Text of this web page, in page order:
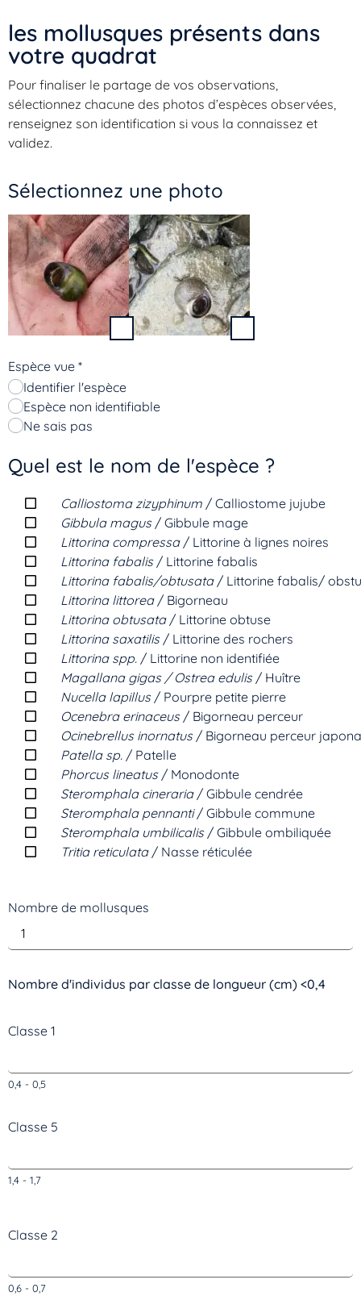
les mollusques présents dans
votre quadrat​
Pour finaliser le partage de vos observations,
sélectionnez chacune des photos d’espèces observées,
renseignez son identification si vous la connaissez et
validez.
Sélectionnez une photo
Espèce vue *
Identifier l'espèce
Espèce non identifiable
Ne sais pas
Quel est le nom de l'espèce ?
Calliostoma zizyphinum / Calliostome jujube
Gibbula magus/ Gibbule mage
Littorina compressa/ Littorine à lignes noires
Littorina fabalis/ Littorine fabalis
Littorina fabalis/obtusata/ Littorine fabalis/
Littorina littorea/ Bigorneau
Littorina obtusata/ Littorine obtuse
Littorina saxatilis/ Littorine des rochers
Littorina spp. / Littorine non identifiée
Magallana gigas / Ostrea edulis/ Huître
Nucella lapillus/ Pourpre petite pierre
Ocenebra erinaceus/ Bigorneau perceur
Ocinebrellus inornatus/ Bigorneau perceur
Patella sp. / Patelle
Phorcus lineatus/ Monodonte
Steromphala cineraria/ Gibbule cendrée
Steromphala pennanti/ Gibbule commune
Steromphala umbilicalis/ Gibbule ombiliquée
Tritia reticulata/ Nasse réticulée
Nombre de mollusques
Nombre d'individus par classe de longueur (cm) <0,4
Classe 1
0,4 - 0,5
Classe 5
1,4 - 1,7
Classe 2
0,6 - 0,7